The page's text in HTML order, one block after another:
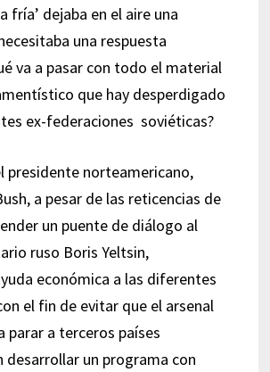
fría’ dejaba en el aire una
una respuesta
va a pasar con todo el material
que hay desperdigado
ex-federaciones soviéticas?
presidente norteamericano,
a pesar de las reticencias de
un puente de diálogo al
ruso Boris Yeltsin,
económica a las diferentes
el fin de evitar que el arsenal
parar a terceros países
desarrollar un programa con